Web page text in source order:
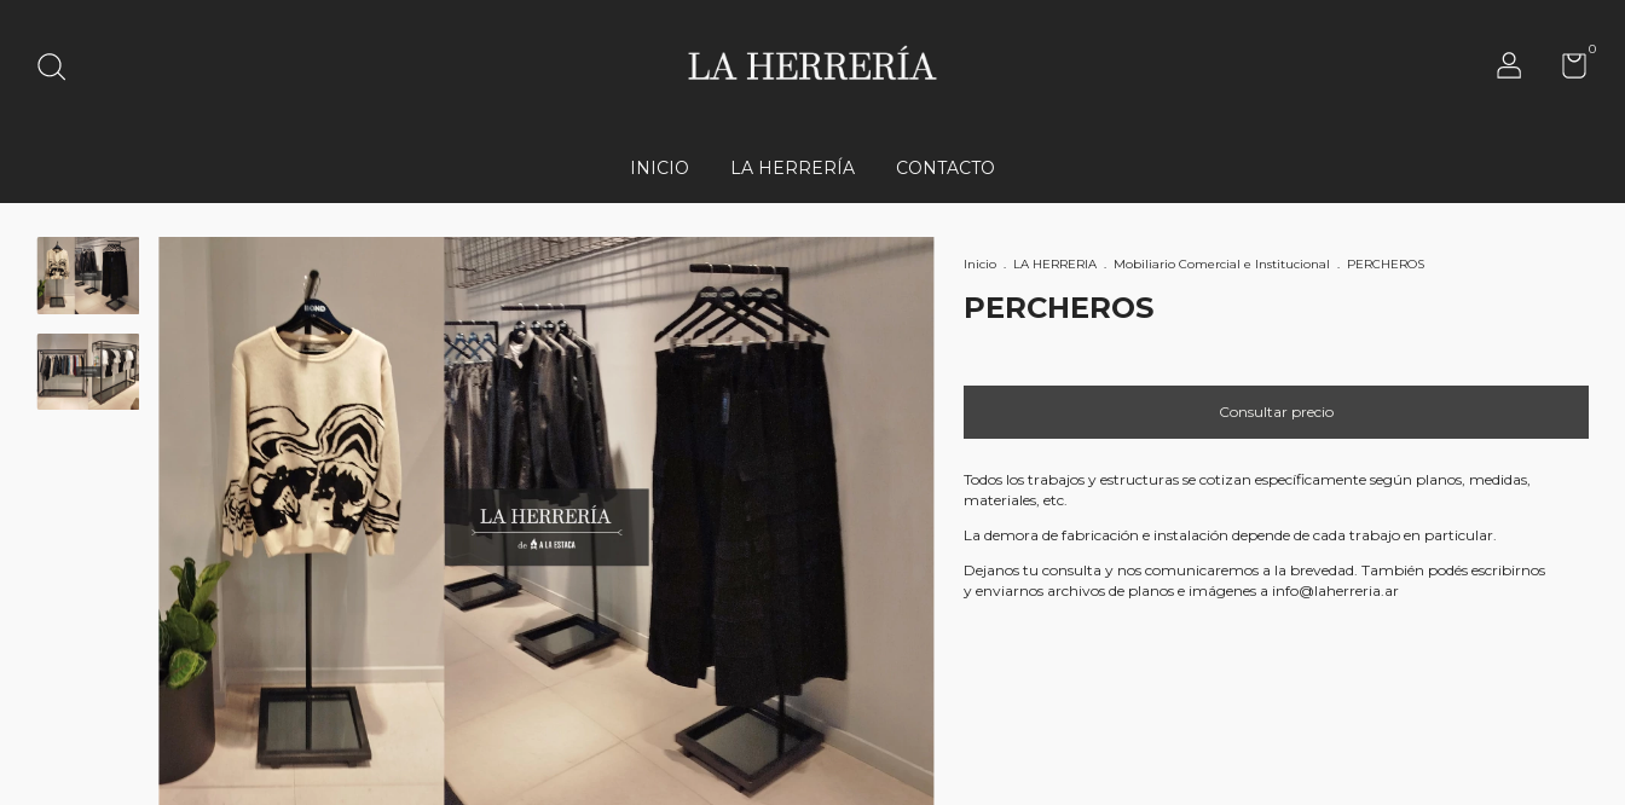
0
INICIO LA HERRERÍA CONTACTO
Inicio . LA HERRERIA . Mobiliario Comercial e Institucional . PERCHEROS
PERCHEROS
Todos los trabajos y estructuras se cotizan específicamente según planos, medidas,
materiales, etc.
La demora de fabricación e instalación depende de cada trabajo en particular.
Dejanos tu consulta y nos comunicaremos a la brevedad. También podés escribirnos
y enviarnos archivos de planos e imágenes a info@laherreria.ar